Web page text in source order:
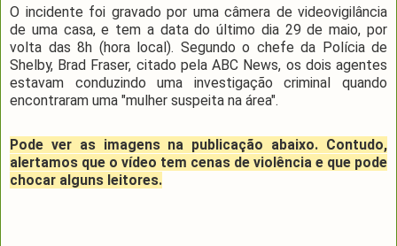
O incidente foi gravado por uma câmera de videovigilância
de uma casa, e tem a data do último dia 29 de maio, por
volta das 8h (hora local). Segundo o chefe da Polícia de
Shelby, Brad Fraser, citado pela ABC News, os dois agentes
estavam conduzindo uma investigação criminal quando
encontraram uma "mulher suspeita na área".
Pode ver as imagens na publicação abaixo. Contudo,
alertamos que o vídeo tem cenas de violência e que pode
chocar alguns leitores.